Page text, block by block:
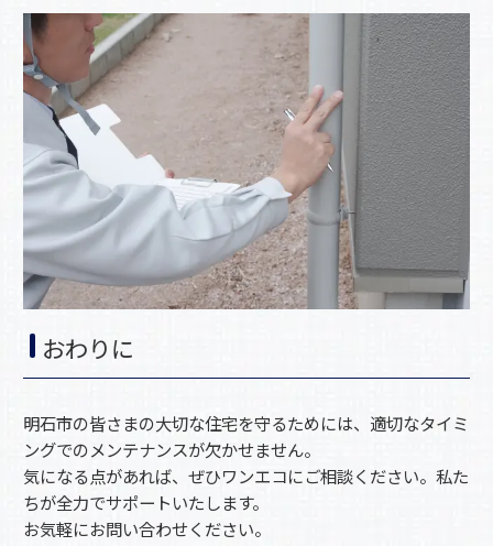
おわりに
明石市の皆さまの大切な住宅を守るためには、適切なタイミ
ングでのメンテナンスが欠かせません。
気になる点があれば、ぜひワンエコにご相談ください。私た
ちが全力でサポートいたします。
お気軽にお問い合わせください。